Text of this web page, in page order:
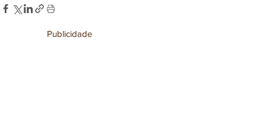
Publicidade